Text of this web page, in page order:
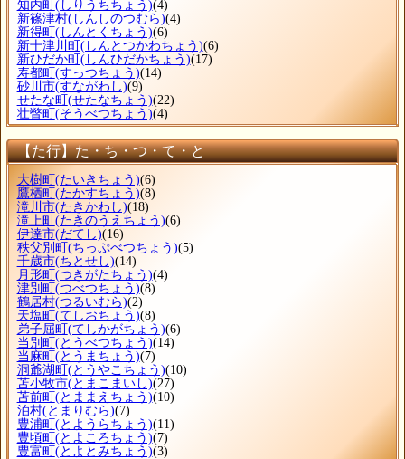
知内町 (しりうちちょう)(4)
新篠津村(しんしのつむら)(4)
新得町 (しんとくちょう)(6)
新十津川町 (しんとつかわちょう)(6)
新ひだか町 (しんひだかちょう)(17)
寿都町 (すっつちょう)(14)
砂川市(すながわし)(9)
せたな町 (せたなちょう)(22)
壮瞥町 (そうべつちょう)(4)
【た行】た・ち・つ・て・と
大樹町(たいきちょう)(6)
鷹栖町(たかすちょう)(8)
滝川市(たきかわし)(18)
滝上町(たきのうえちょう)(6)
伊達市(だてし)(16)
秩父別町(ちっぷべつちょう)(5)
千歳市(ちとせし)(14)
月形町(つきがたちょう)(4)
津別町(つべつちょう)(8)
鶴居村(つるいむら)(2)
天塩町(てしおちょう)(8)
弟子屈町(てしかがちょう)(6)
当別町(とうべつちょう)(14)
当麻町(とうまちょう)(7)
洞爺湖町(とうやこちょう)(10)
苫小牧市(とまこまいし)(27)
苫前町(とままえちょう)(10)
泊村(とまりむら)(7)
豊浦町(とようらちょう)(11)
豊頃町(とよころちょう)(7)
豊富町(とよとみちょう)(3)